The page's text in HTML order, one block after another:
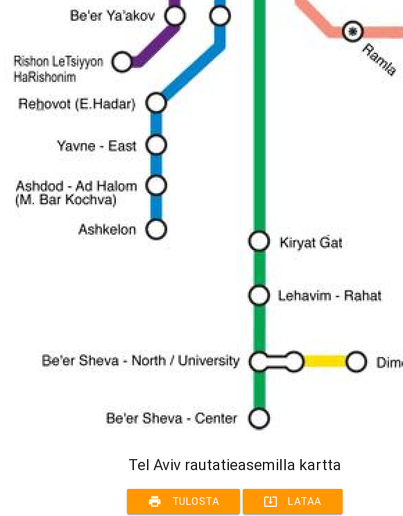
Tel Aviv rautatieasemilla kartta
print TULOSTA system_update_alt LATAA